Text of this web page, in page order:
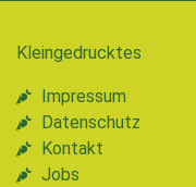
Kleingedrucktes
Impressum
Datenschutz
Kontakt
Jobs